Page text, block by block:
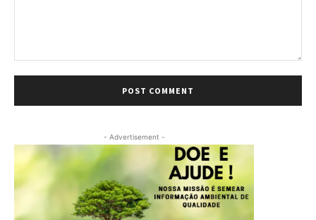
- Advertisement -